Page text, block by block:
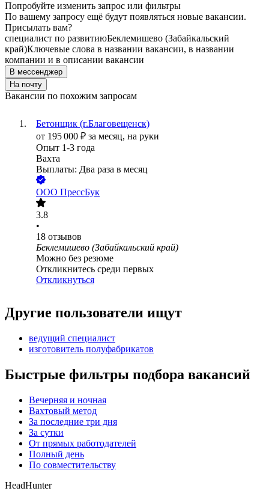
Попробуйте изменить запрос или фильтры
По вашему запросу ещё будут появляться новые вакансии.
Присылать вам?
специалист по развитиюБеклемишево (Забайкальский
край)Ключевые слова в названии вакансии, в названии
компании и в описании вакансии
В мессенджер
На почту
Вакансии по похожим запросам
Бетонщик (г.Благовещенск)
от 195 000 ₽ за месяц, на руки
Опыт 1-3 года
Вахта
Выплаты: Два раза в месяц
ООО ПрессБук
3.8
•
18 отзывов
Беклемишево (Забайкальский край)
Можно без резюме
Откликнитесь среди первых
Откликнуться
Другие пользователи ищут
ведущий специалист
изготовитель полуфабрикатов
Быстрые фильтры подбора вакансий
Вечерняя и ночная
Вахтовый метод
За последние три дня
За сутки
От прямых работодателей
Полный день
По совместительству
HeadHunter